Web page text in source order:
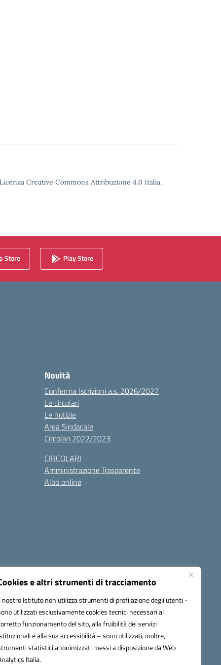
e altri strumenti di tracciamento
nostro Istituto non utilizza strumenti di profilazione degli utenti -
utilizzati esclusivamente cookies tecnici necessari al
funzionamento del sito, alla fruibilità dei servizi
e alla sua accessibilità – sono utilizzati, inoltre,
statistici anonimizzati messi a disposizione da Web
Italia.
Creative Commons Attribuzione 4.0 Italia.
Store Play Store
Novità
Conferma Iscrizioni a.s. 2026/2027
Le circolari
Le notizie
Area Sindacale
Circolari 2022/2023
CIRCOLARI
Amministrazione Trasparente
Albo online
Seguici su: